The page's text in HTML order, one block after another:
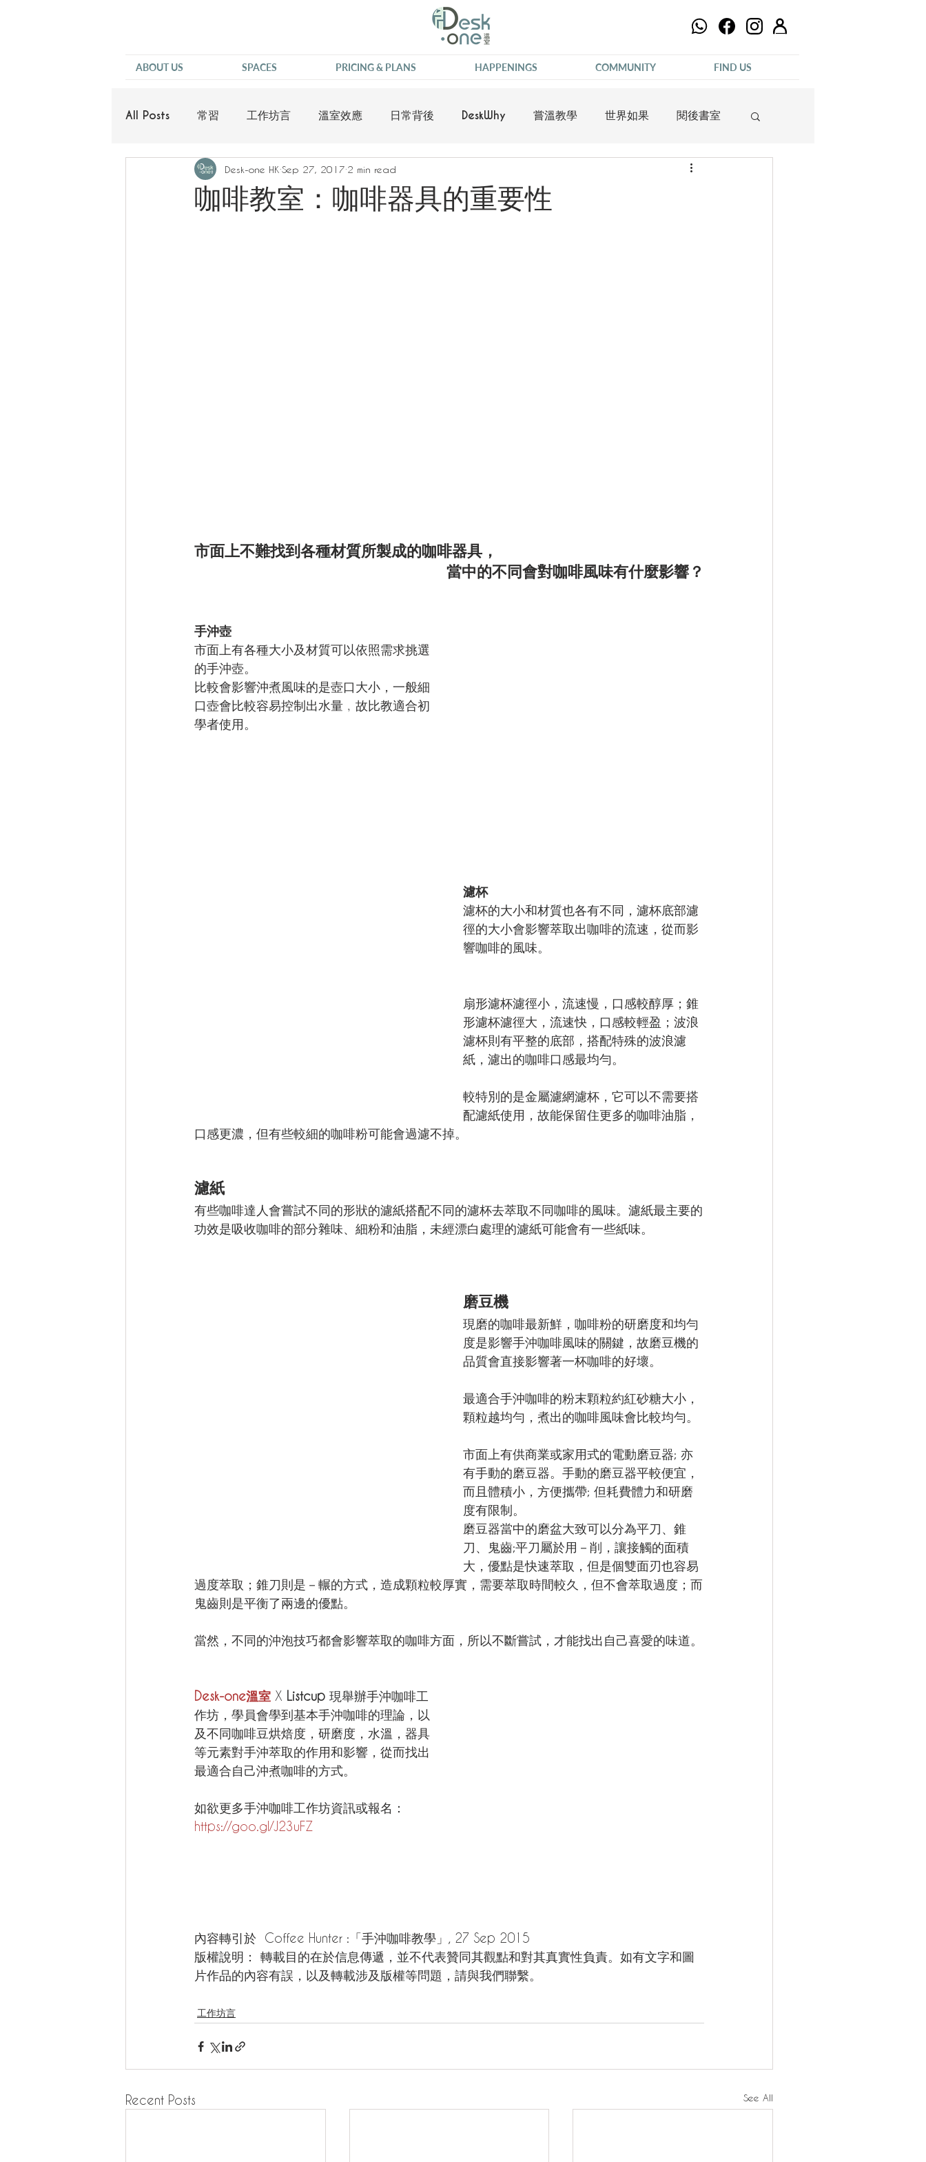
ABOUT US SPACES PRICING & PLANS HAPPENINGS COMMUNITY FIND US
All Posts 常習 工作坊言 溫室效應 日常背後 DeskWhy 嘗溫教學 世界如果 閱後書室
咖啡教室：咖啡器具的重要性
Desk-one HK Sep 27, 2017 2 min read
市面上不難找到各種材質所製成的咖啡器具，
當中的不同會對咖啡風味有什麼影響？
手沖壺
市面上有各種大小及材質可以依照需求挑選
的手沖壺。
比較會影響沖煮風味的是壺口大小，一般細
口壺會比較容易控制出水量﹐故比教適合初
學者使用。
濾杯
濾杯的大小和材質也各有不同，濾杯底部濾
徑的大小會影響萃取出咖啡的流速，從而影
響咖啡的風味。
扇形濾杯濾徑小，流速慢，口感較醇厚；錐
形濾杯濾徑大，流速快，口感較輕盈；波浪
濾杯則有平整的底部，搭配特殊的波浪濾
紙，濾出的咖啡口感最均勻。
較特別的是金屬濾網濾杯，它可以不需要搭
配濾紙使用，故能保留住更多的咖啡油脂，
口感更濃，但有些較細的咖啡粉可能會過濾不掉。
濾紙
有些咖啡達人會嘗試不同的形狀的濾紙搭配不同的濾杯去萃取不同咖啡的風味。濾紙最主要的
功效是吸收咖啡的部分雜味、細粉和油脂，未經漂白處理的濾紙可能會有一些紙味。
磨豆機
現磨的咖啡最新鮮，咖啡粉的研磨度和均勻
度是影響手沖咖啡風味的關鍵，故磨豆機的
品質會直接影響著一杯咖啡的好壞。
最適合手沖咖啡的粉末顆粒約紅砂糖大小，
顆粒越均勻，煮出的咖啡風味會比較均勻。
市面上有供商業或家用式的電動磨豆器; 亦
有手動的磨豆器。手動的磨豆器平較便宜，
而且體積小，方便攜帶; 但耗費體力和研磨
度有限制。
磨豆器當中的磨盆大致可以分為平刀、錐
刀、鬼齒;平刀屬於用－削，讓接觸的面積
大，優點是快速萃取，但是個雙面刃也容易
過度萃取；錐刀則是－輾的方式，造成顆粒較厚實，需要萃取時間較久，但不會萃取過度；而
鬼齒則是平衡了兩邊的優點。
當然，不同的沖泡技巧都會影響萃取的咖啡方面，所以不斷嘗試，才能找出自己喜愛的味道。
Desk-one溫室 X Listcup 現舉辦手沖咖啡工
作坊，學員會學到基本手沖咖啡的理論，以
及不同咖啡豆烘焙度，研磨度，水溫，器具
等元素對手沖萃取的作用和影響，從而找出
最適合自己沖煮咖啡的方式。
如欲更多手沖咖啡工作坊資訊或報名：
https://goo.gl/J23uFZ
內容轉引於  Coffee Hunter :「手沖咖啡教學」, 27 Sep 2015
版權說明： 轉載目的在於信息傳遞，並不代表贊同其觀點和對其真實性負責。如有文字和圖
片作品的內容有誤，以及轉載涉及版權等問題，請與我們聯繫。
工作坊言
Recent Posts See All